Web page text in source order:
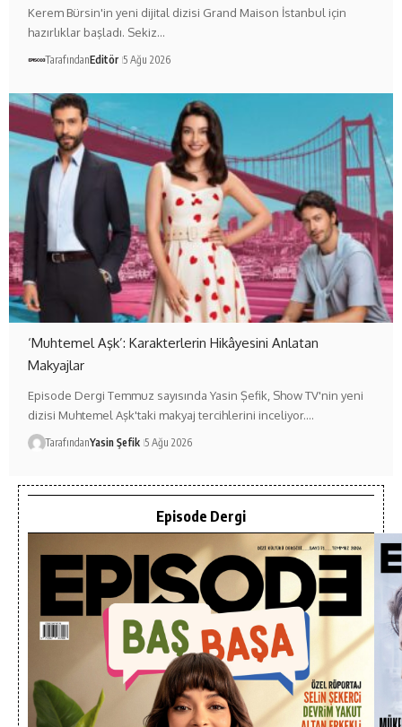
Kerem Bürsin'in yeni dijital dizisi Grand Maison İstanbul için
hazırlıklar başladı. Sekiz…
TarafındanEditör 5 Ağu 2026
‘Muhtemel Aşk’: Karakterlerin Hikâyesini Anlatan
Makyajlar
Episode Dergi Temmuz sayısında Yasin Şefik, Show TV'nin yeni
dizisi Muhtemel Aşk'taki makyaj tercihlerini inceliyor.…
TarafındanYasin Şefik 5 Ağu 2026
Episode Dergi